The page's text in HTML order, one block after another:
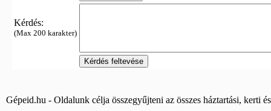
Kérdés:
(Max 200 karakter)
Gépeid.hu - Oldalunk célja összegyűjteni az összes háztartási, kerti